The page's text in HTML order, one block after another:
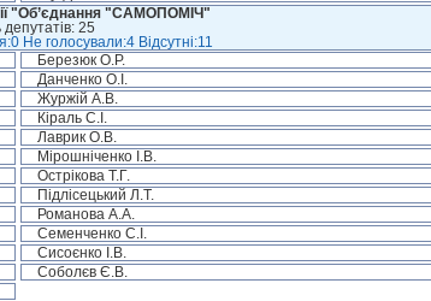
"Об’єднання "САМОПОМІЧ"
депутатів: 25
Не голосували:4 Відсутні:11
Березюк О.Р.
Данченко О.І.
Журжій А.В.
Кіраль С.І.
Лаврик О.В.
Мірошніченко І.В.
Острікова Т.Г.
Підлісецький Л.Т.
Романова А.А.
Семенченко С.І.
Сисоєнко І.В.
Соболєв Є.В.